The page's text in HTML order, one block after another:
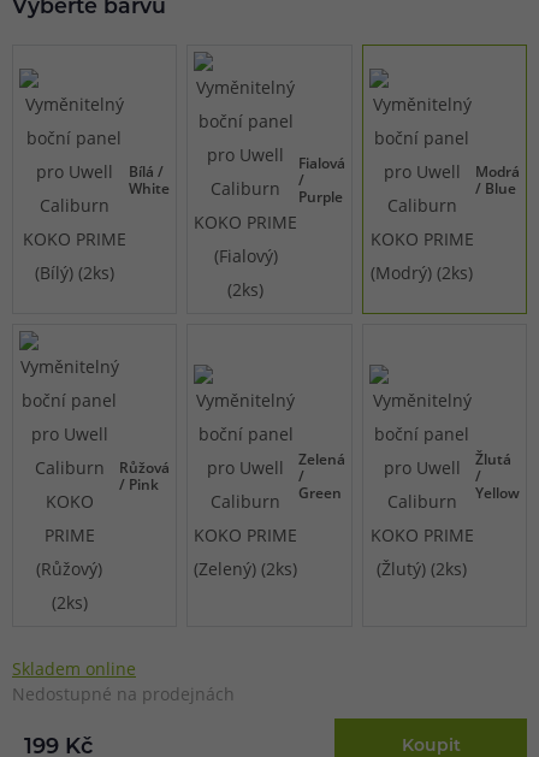
Vyberte barvu
Bílá /
White
Fialová
/
Purple
Modrá
/ Blue
Růžová
/ Pink
Zelená
/
Green
Žlutá
/
Yellow
Skladem online
Nedostupné na prodejnách
199 Kč Koupit